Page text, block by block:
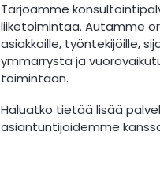
Tarjoamme
liiketoimintaa. Autamme
asiakkaille, työntekijöille,
ymmärrystä ja
toimintaan.
Haluatko tietää lisää
asiantuntijoidemme